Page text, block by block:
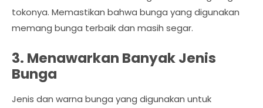
tokonya. Memastikan bahwa bunga yang digunakan
memang bunga terbaik dan masih segar.
3. Menawarkan Banyak Jenis
Bunga
Jenis dan warna bunga yang digunakan untuk